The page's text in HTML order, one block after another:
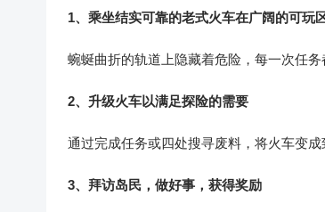
1、乘坐结实可靠的老式火车在广阔的可玩
蜿蜒曲折的轨道上隐藏着危险，每一次任
2、升级火车以满足探险的需要
通过完成任务或四处搜寻废料，将火车变成
3、拜访岛民，做好事，获得奖励